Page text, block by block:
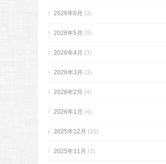
2026年6月 (3)
2026年5月 (4)
2026年4月 (3)
2026年3月 (3)
2026年2月 (4)
2026年1月 (4)
2025年12月 (10)
2025年11月 (1)